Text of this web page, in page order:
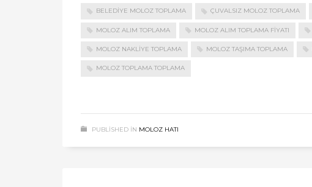
BELEDIYE MOLOZ TOPLAMA ÇUVALSIZ MOLOZ TOPLAMA
MOLOZ ALIM TOPLAMA MOLOZ ALIM TOPLAMA FIYATI
MOLOZ NAKLIYE TOPLAMA MOLOZ TAŞIMA TOPLAMA
MOLOZ TOPLAMA TOPLAMA
PUBLISHED IN MOLOZ HATI